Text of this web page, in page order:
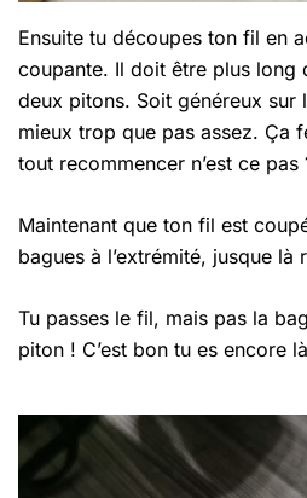
Ensuite tu découpes ton fil en
coupante. Il doit être plus long
deux pitons. Soit généreux sur
mieux trop que pas assez. Ça
tout recommencer n’est ce pas
Maintenant que ton fil est
bagues à l’extrémité, jusque
Tu passes le fil, mais pas la
piton ! C’est bon tu es encore